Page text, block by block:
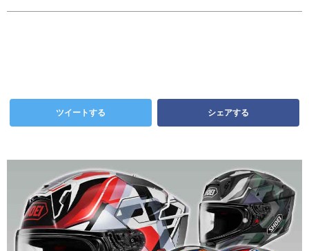
ツイートする シェアする